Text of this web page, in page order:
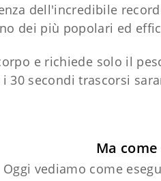
dell'incredibile
dei più popolari ed
e richiede solo il
i 30 secondi trascorsi
Ma
Oggi vediamo come